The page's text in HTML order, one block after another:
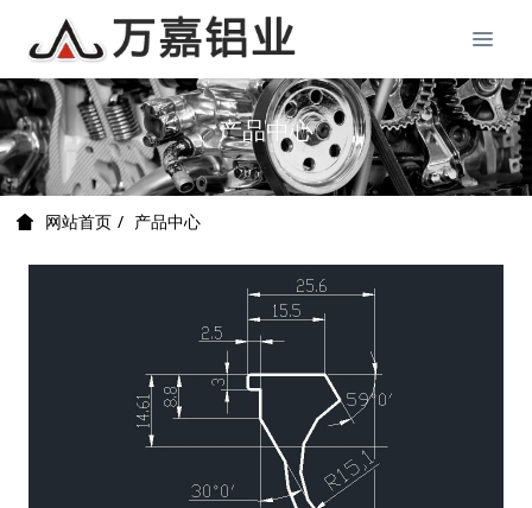
产品中心
网站首页 产品中心